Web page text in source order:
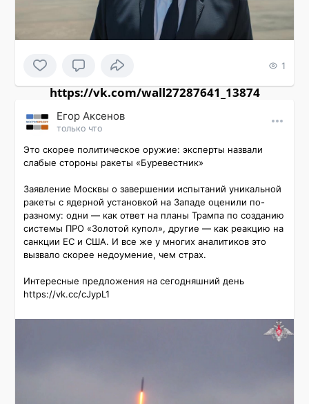
1
https://vk.com/wall27287641_13874
Εгор Αксенов
только что
Это скорее политическое оружие: эксперты назвали
слабые стороны ракеты «Буревестник»
Заявление Москвы о завершении испытаний уникальной
ракеты с ядерной установкой на Западе оценили по-
разному: одни — как ответ на планы Трампа по созданию
системы ПРО «Золотой купол», другие — как реакцию на
санкции ЕС и США. И все же у многих аналитиков это
вызвало скорее недоумение, чем страх.
Интересные предложения на сегодняшний день
https://vk.cc/cJypL1